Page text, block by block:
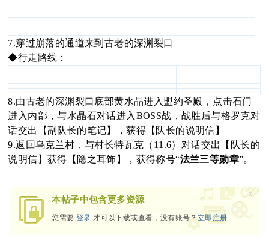
7.穿过崩落的通道来到古老的深渊裂口
◆行走路线：
8.由古老的深渊裂口底部黄水晶进入盟约圣殿，点击石门
进入内部，与水晶石对话进入BOSS战，战胜后与格罗克对
话交出【副队长的笔记】，获得【队长的说明信】
9.返回乌克兰村，与村长特瓦克（11.6）对话交出【队长的
说明信】获得【隐之耳饰】，获得称号“法兰三等勋章”。
本帖子中包含更多资源
您需要登录 才可以下载或查看，没有账号？立即注册
x